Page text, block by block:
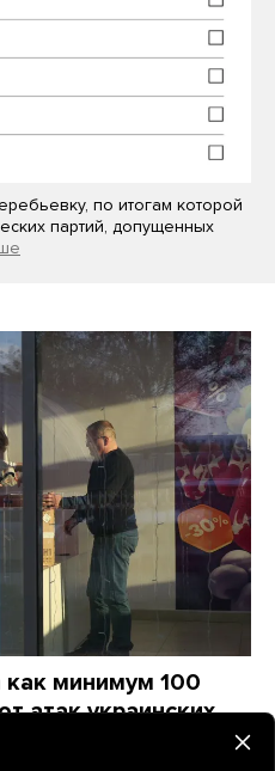
по итогам которой
партий, допущенных
минимум 100
атак украинских
убыточной